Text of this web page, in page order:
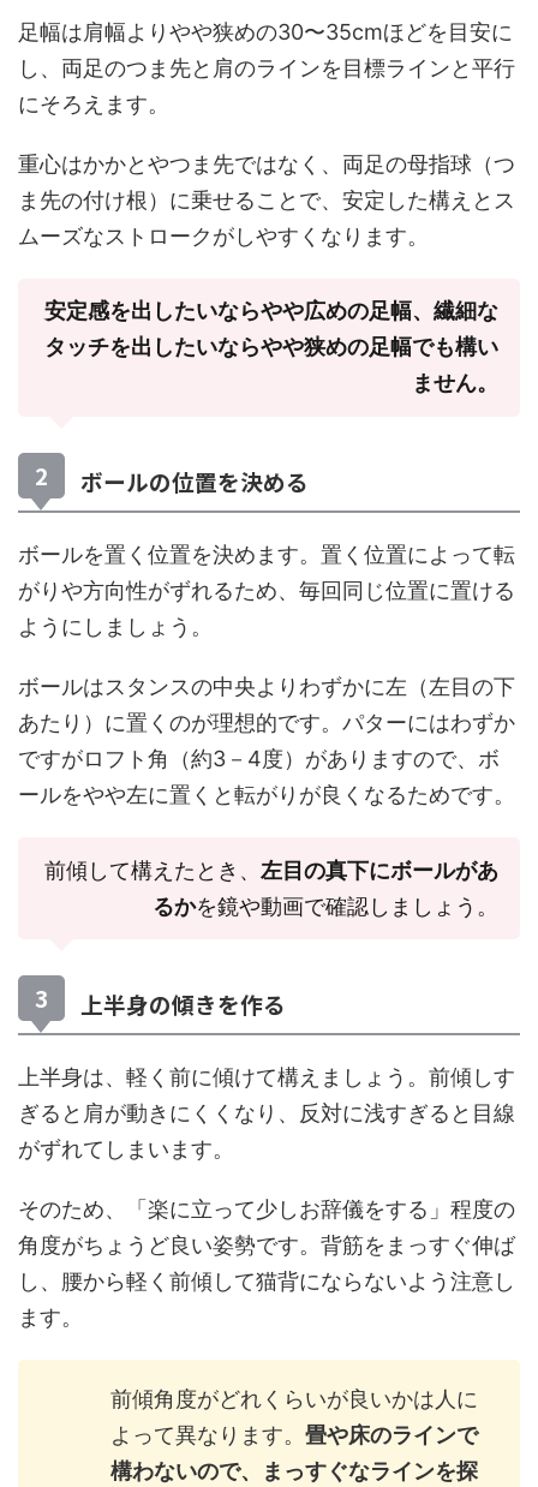
足幅は肩幅よりやや狭めの30〜35cmほどを目安に
し、両足のつま先と肩のラインを目標ラインと平行
にそろえます。
重心はかかとやつま先ではなく、両足の母指球（つ
ま先の付け根）に乗せることで、安定した構えとス
ムーズなストロークがしやすくなります。
安定感を出したいならやや広めの足幅、繊細な
タッチを出したいならやや狭めの足幅でも構い
ません。
ボールの位置を決める
ボールを置く位置を決めます。置く位置によって転
がりや方向性がずれるため、毎回同じ位置に置ける
ようにしましょう。
ボールはスタンスの中央よりわずかに左（左目の下
あたり）に置くのが理想的です。パターにはわずか
ですがロフト角（約3－4度）がありますので、ボ
ールをやや左に置くと転がりが良くなるためです。
前傾して構えたとき、 左目の真下にボールがあ
るかを鏡や動画で確認しましょう。
上半身の傾きを作る
上半身は、軽く前に傾けて構えましょう。前傾しす
ぎると肩が動きにくくなり、反対に浅すぎると目線
がずれてしまいます。
そのため、「楽に立って少しお辞儀をする」程度の
角度がちょうど良い姿勢です。背筋をまっすぐ伸ば
し、腰から軽く前傾して猫背にならないよう注意し
ます。
前傾角度がどれくらいが良いかは人に
よって異なります。 畳や床のラインで
構わないので、まっすぐなラインを探